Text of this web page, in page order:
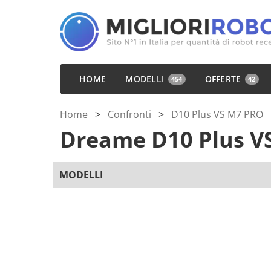
HOME MODELLI 454 OFFERTE 42
Home > Confronti > D10 Plus VS M7 PRO
Dreame D10 Plus
MODELLI